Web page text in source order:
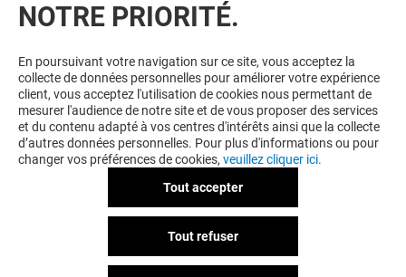
NOTRE PRIORITÉ.
En poursuivant votre navigation sur ce site, vous acceptez la
collecte de données personnelles pour améliorer votre expérience
client, vous acceptez l'utilisation de cookies nous permettant de
mesurer l'audience de notre site et de vous proposer des services
et du contenu adapté à vos centres d'intérêts ainsi que la collecte
d’autres données personnelles. Pour plus d'informations ou pour
changer vos préférences de cookies, veuillez cliquer ici.
Tout accepter
Tout refuser